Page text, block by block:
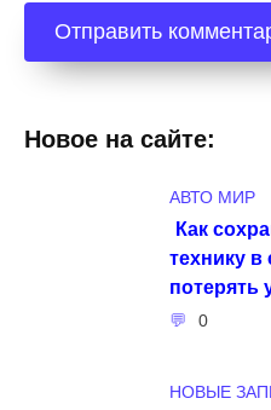
Новое на сайте:
АВТО МИР
Как
технику
потерять
0
НОВЫЕ